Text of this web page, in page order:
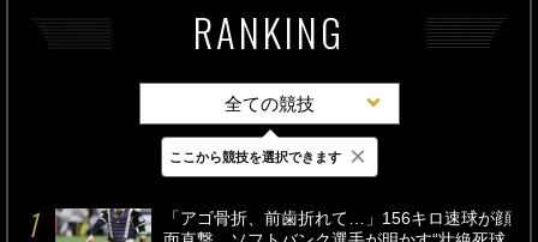
RANKING
全ての競技
最新 24時間 週間
「アゴ骨折、前歯折れて…」156キロ速球が顔
ここから競技を選択できます ×